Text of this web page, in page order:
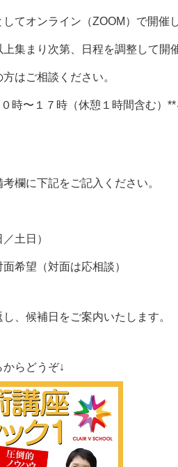
してオンライン（ZOOM）で開催
上集まり次第、日程を調整して開
はご相談ください。
時〜１７時（休憩１時間含む）**
欄に下記をご記入ください。
土日）
希望（対面は応相談）
、候補日をご案内いたします。
らどうぞ↓